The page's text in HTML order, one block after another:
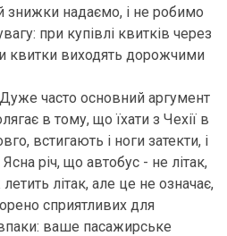
надаємо, і не робимо
при купівлі квитків через
квитки виходять дорожчими
Дуже часто основний аргумент
в тому, що їхати з Чехії в
встигають і ноги затекти, і
річ, що автобус - не літак,
літак, але це не означає,
сприятливих для
ваше пасажирське